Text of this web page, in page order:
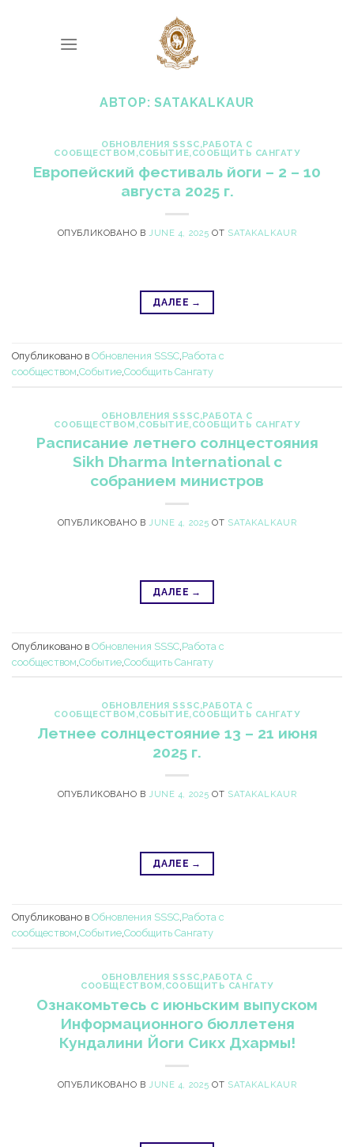
АВТОР:SATAKALKAUR
ОБНОВЛЕНИЯ SSSC,РАБОТА С
СООБЩЕСТВОМ ,СОБЫТИЕ,СООБЩИТЬ САНГАТУ
Европейский фестиваль йоги – 2 – 10
августа 2025 г.
ОПУБЛИКОВАНО В JUNE 4, 2025 ОТ SATAKALKAUR
ДАЛЕЕ →
Опубликовано в Обновления SSSC Работа с
сообществом Событие Сообщить Сангату
ОБНОВЛЕНИЯ SSSC,РАБОТА С
СООБЩЕСТВОМ ,СОБЫТИЕ, СООБЩИТЬ САНГАТУ
Расписание летнего солнцестояния
Sikh Dharma International с
собранием министров
ОПУБЛИКОВАНО ВJUNE 4, 2025 ОТ SATAKALKAUR
ДАЛЕЕ →
Опубликовано в Обновления SSSC Работа с
сообществом Событие Сообщить Сангату
ОБНОВЛЕНИЯ SSSC,РАБОТА С
СООБЩЕСТВОМ ,СОБЫТИЕ,СООБЩИТЬ САНГАТУ
Летнее солнцестояние 13 – 21 июня
2025 г.
ОПУБЛИКОВАНО ВJUNE 4, 2025 ОТ SATAKALKAUR
ДАЛЕЕ →
Опубликовано в Обновления SSSC,Работа с
сообществом,Событие,Сообщить Сангату
ОБНОВЛЕНИЯ SSSC,РАБОТА С
СООБЩЕСТВОМ,СООБЩИТЬ САНГАТУ
Ознакомьтесь с июньским выпуском
Информационного бюллетеня
Кундалини Йоги Сикх Дхармы!
ОПУБЛИКОВАНО В JUNE 4, 2025 ОТ SATAKALKAUR